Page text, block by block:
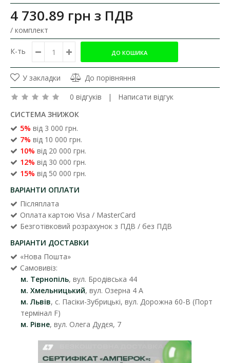
4 730.89 грн з ПДВ
/ комплект
К-ть
У закладки
До порівняння
0 відгуків | Написати відгук
СИСТЕМА ЗНИЖОК
5% від 3 000 грн.
7% від 10 000 грн.
10% від 20 000 грн.
12% від 30 000 грн.
15% від 50 000 грн.
ВАРІАНТИ ОПЛАТИ
Післяплата
Оплата картою Visa / MasterCard
Безготівковий розрахунок з ПДВ / без ПДВ
ВАРІАНТИ ДОСТАВКИ
«Нова Пошта»
Самовивіз:
м. Тернопіль, вул. Бродівська 44
м. Хмельницький, вул. Озерна 4 А
м. Львів, с. Пасіки-Зубрицькі, вул. Дорожна 60-В (Порт
термінал F)
м. Рівне, вул. Олега Дудєя, 7